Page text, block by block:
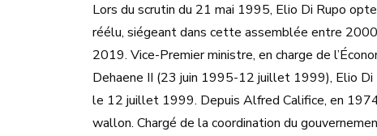
Lors du scrutin du 21 mai 1995, Elio Di Rupo
réélu, siégeant dans cette assemblée entre
2019. Vice-Premier ministre, en charge de
Dehaene II (23 juin 1995-12 juillet 1999), Elio Di
le 12 juillet 1999. Depuis Alfred Califice, en
wallon. Chargé de la coordination du